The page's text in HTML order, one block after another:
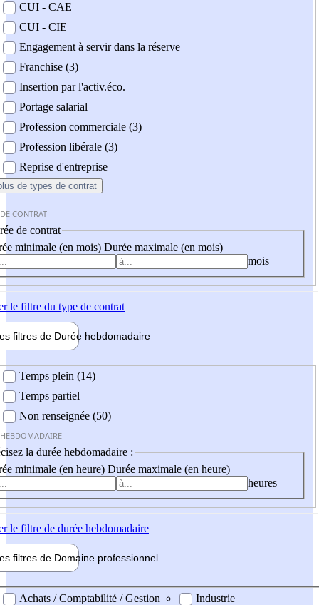
CUI - CAE
CUI - CIE
Engagement à servir dans la réserve
Franchise (3)
Insertion par l'activ.éco.
Portage salarial
Profession commerciale (3)
Profession libérale (3)
Reprise d'entreprise
de types de contrat
CONTRAT
de contrat
minimale (en mois) Durée maximale (en mois)
mois
le filtre du type de contrat
filtres de Durée hebdomadaire
Temps plein (14)
Temps partiel
Non renseignée (50)
la durée hebdomadaire :
minimale (en heure) Durée maximale (en heure)
heures
le filtre de durée hebdomadaire
filtres de Domaine professionnel
professionel
Achats / Comptabilité / Gestion
Industrie